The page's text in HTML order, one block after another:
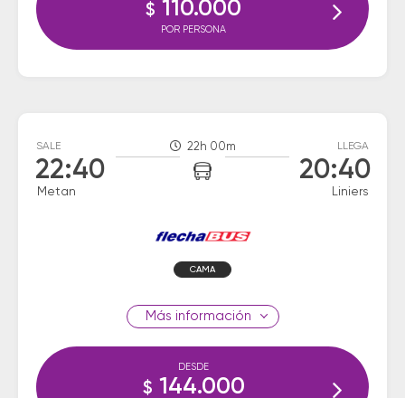
$ 110.000
POR PERSONA
SALE
22:40
Metan
22h 00m LLEGA
20:40
Liniers
CAMA
información
DESDE
$ 144.000